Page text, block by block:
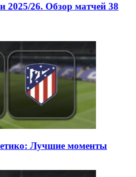
2025/26. Обзор матчей 38
Лучшие моменты